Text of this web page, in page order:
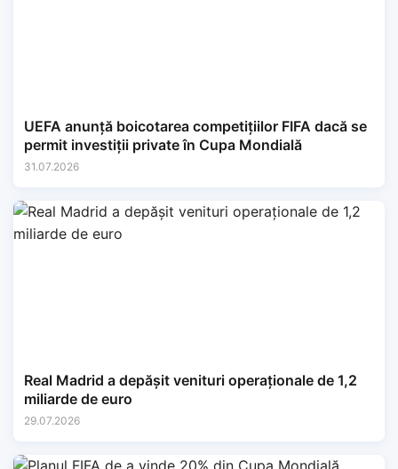
UEFA anunță boicotarea competițiilor FIFA dacă se
permit investiții private în Cupa Mondială
31.07.2026
Real Madrid a depășit venituri operaționale de 1,2
miliarde de euro
29.07.2026